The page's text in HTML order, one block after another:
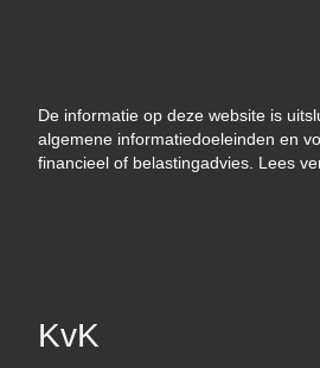
De informatie op deze website is
algemene informatiedoeleinden en
financieel of belastingadvies. Lees
KvK